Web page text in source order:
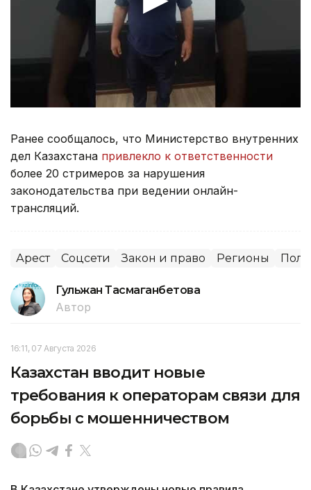
Ранее сообщалось, что Министерство внутренних
дел Казахстана привлекло к ответственности
более 20 стримеров за нарушения
законодательства при ведении онлайн-
трансляций.
Арест Соцсети Закон и право Регионы
Гульжан Тасмаганбетова
Автор
16:11, 07 Августа 2026
Казахстан вводит новые
требования к операторам связи для
борьбы с мошенничеством